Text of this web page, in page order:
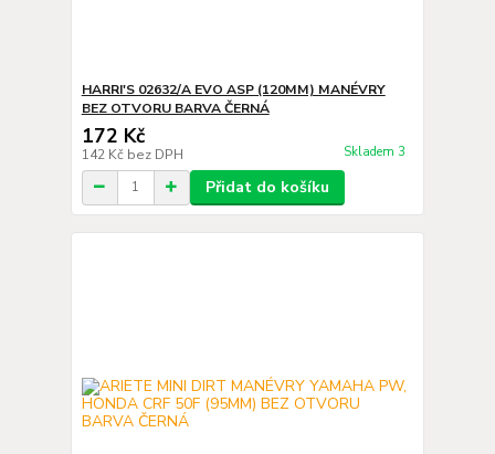
HARRI'S 02632/A EVO ASP (120MM) MANÉVRY
BEZ OTVORU BARVA ČERNÁ
172 Kč
142 Kč bez DPH Skladem 3
Přidat do košíku